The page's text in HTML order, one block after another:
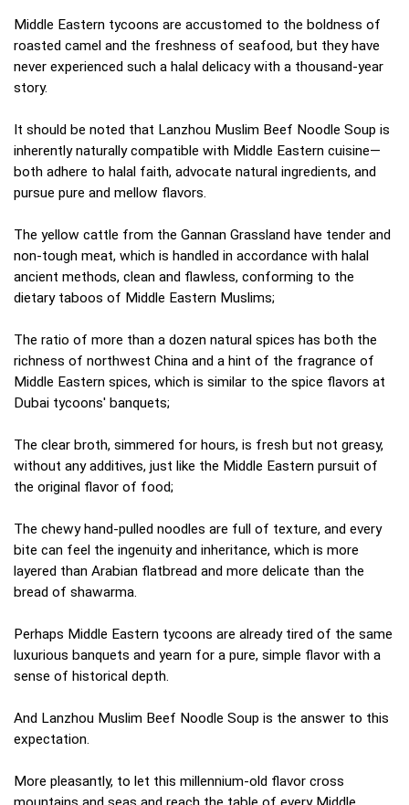
Middle Eastern tycoons are accustomed to the boldness of
roasted camel and the freshness of seafood, but they have
never experienced such a halal delicacy with a thousand-year
story.
It should be noted that Lanzhou Muslim Beef Noodle Soup is
inherently naturally compatible with Middle Eastern cuisine—
both adhere to halal faith, advocate natural ingredients, and
pursue pure and mellow flavors.
The yellow cattle from the Gannan Grassland have tender and
non-tough meat, which is handled in accordance with halal
ancient methods, clean and flawless, conforming to the
dietary taboos of Middle Eastern Muslims;
The ratio of more than a dozen natural spices has both the
richness of northwest China and a hint of the fragrance of
Middle Eastern spices, which is similar to the spice flavors at
Dubai tycoons' banquets;
The clear broth, simmered for hours, is fresh but not greasy,
without any additives, just like the Middle Eastern pursuit of
the original flavor of food;
The chewy hand-pulled noodles are full of texture, and every
bite can feel the ingenuity and inheritance, which is more
layered than Arabian flatbread and more delicate than the
bread of shawarma.
Perhaps Middle Eastern tycoons are already tired of the same
luxurious banquets and yearn for a pure, simple flavor with a
sense of historical depth.
And Lanzhou Muslim Beef Noodle Soup is the answer to this
expectation.
More pleasantly, to let this millennium-old flavor cross